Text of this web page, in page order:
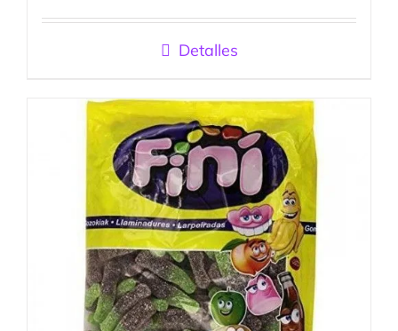
Detalles